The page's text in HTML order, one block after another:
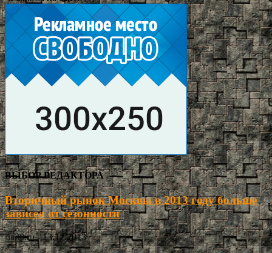
ВЫБОР РЕДАКТОРА
Вторичный рынок Москвы в 2013 году больше
зависел от сезонности
ria30.ru - 13.12.2013